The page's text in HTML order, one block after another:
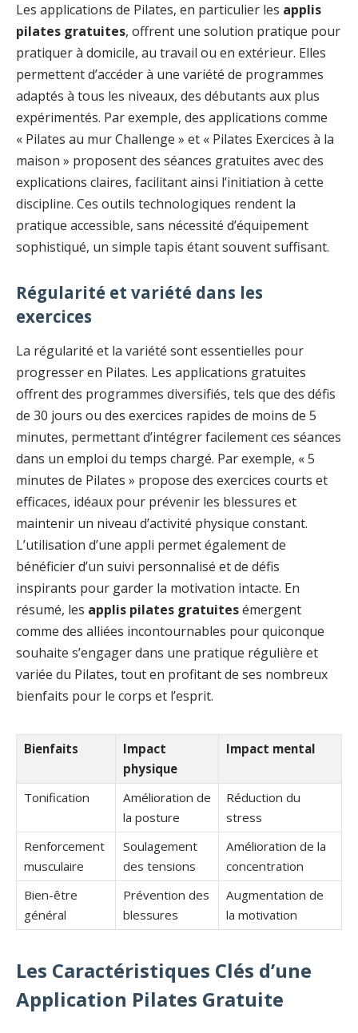
Les applications de Pilates, en particulier les applis
pilates gratuites, offrent une solution pratique pour
pratiquer à domicile, au travail ou en extérieur. Elles
permettent d’accéder à une variété de programmes
adaptés à tous les niveaux, des débutants aux plus
expérimentés. Par exemple, des applications comme
« Pilates au mur Challenge » et « Pilates Exercices à la
maison » proposent des séances gratuites avec des
explications claires, facilitant ainsi l’initiation à cette
discipline. Ces outils technologiques rendent la
pratique accessible, sans nécessité d’équipement
sophistiqué, un simple tapis étant souvent suffisant.
Régularité et variété dans les
exercices
La régularité et la variété sont essentielles pour
progresser en Pilates. Les applications gratuites
offrent des programmes diversifiés, tels que des défis
de 30 jours ou des exercices rapides de moins de 5
minutes, permettant d’intégrer facilement ces séances
dans un emploi du temps chargé. Par exemple, « 5
minutes de Pilates » propose des exercices courts et
efficaces, idéaux pour prévenir les blessures et
maintenir un niveau d’activité physique constant.
L’utilisation d’une appli permet également de
bénéficier d’un suivi personnalisé et de défis
inspirants pour garder la motivation intacte. En
résumé, les applis pilates gratuitesémergent
comme des alliées incontournables pour quiconque
souhaite s’engager dans une pratique régulière et
variée du Pilates, tout en profitant de ses nombreux
bienfaits pour le corps et l’esprit.
Bienfaits
Impact
physique
Impact mental
Tonification
Amélioration de
la posture
Réduction du
stress
Renforcement
musculaire
Soulagement
des tensions
Amélioration de la
concentration
Bien-être
général
Prévention des
blessures
Augmentation de
la motivation
Les Caractéristiques Clés d’une
Application Pilates Gratuite